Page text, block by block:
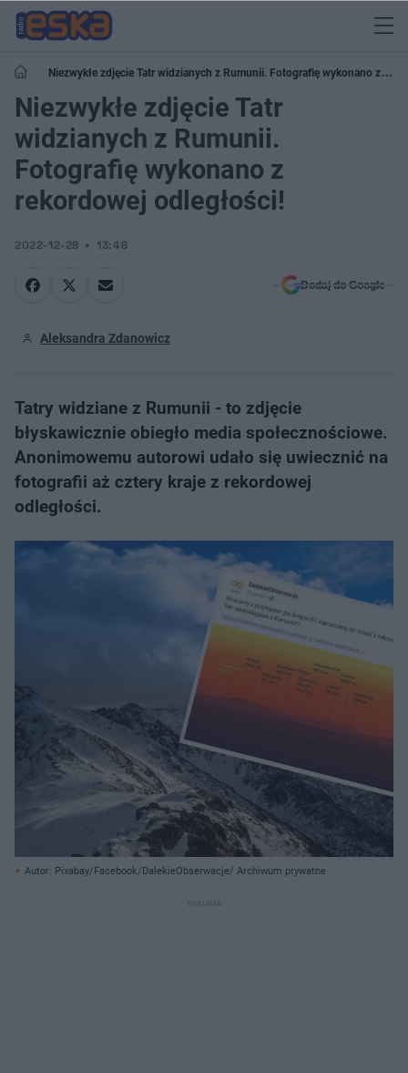
Niezwykłe zdjęcie Tatr widzianych z Rumunii. Fotografię wykonano z
rekordowej odległości!
Niezwykłe zdjęcie Tatr
widzianych z Rumunii.
Fotografię wykonano z
rekordowej odległości!
2022-12-28 13:48
Dodaj do Google
Aleksandra Zdanowicz
Tatry widziane z Rumunii - to zdjęcie
błyskawicznie obiegło media społecznościowe.
Anonimowemu autorowi udało się uwiecznić na
fotografii aż cztery kraje z rekordowej
odległości.
Autor: Pixabay/Facebook/DalekieObserwacje/ Archiwum prywatne